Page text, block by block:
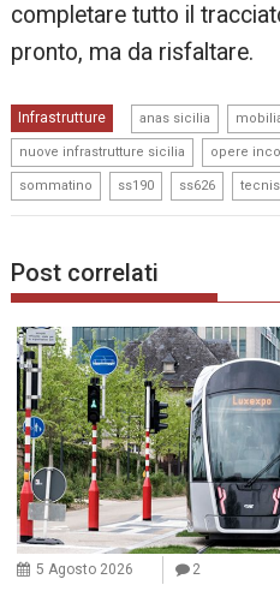
completare tutto il
pronto, ma da risfaltare.
Infrastrutture anas sicilia
nuove infrastrutture sicilia opere
sommatino ss190 ss626
Post correlati
5 Agosto 2026 2